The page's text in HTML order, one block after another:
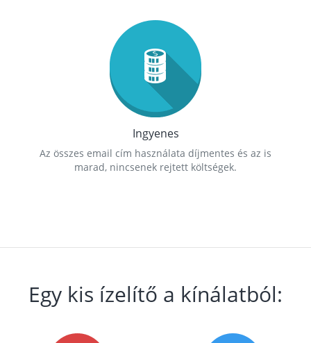
Ingyenes
Az összes email cím használata díjmentes és az is
marad, nincsenek rejtett költségek.
Egy kis ízelítő a kínálatból: